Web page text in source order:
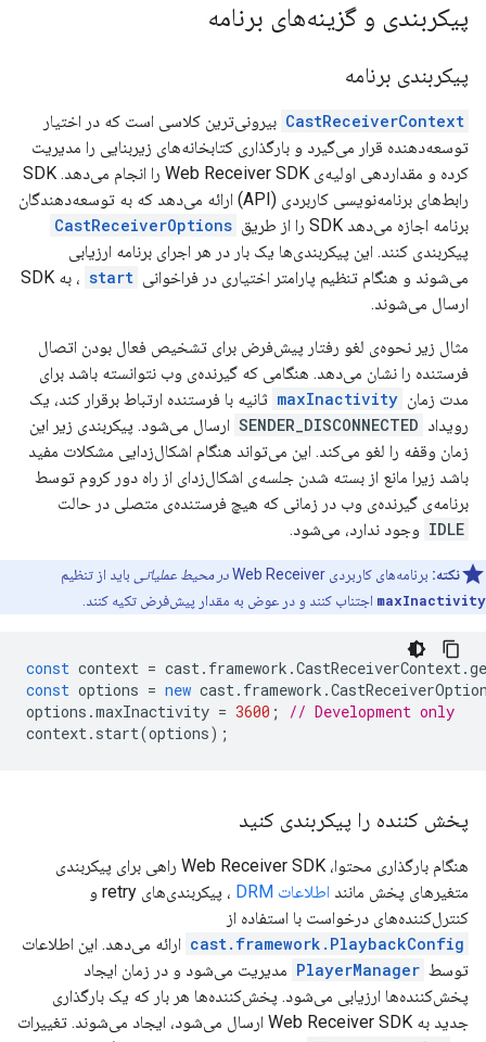
پیکربندی و گزینه‌های برنامه
پیکربندی برنامه
CastReceiverContext بیرونی‌ترین کلاسی است که در اختیار
توسعه‌دهنده قرار می‌گیرد و بارگذاری کتابخانه‌های زیربنایی را مدیریت
کرده و مقداردهی اولیه‌ی Web Receiver SDK را انجام می‌دهد. SDK
رابط‌های برنامه‌نویسی کاربردی (API) ارائه می‌دهد که به توسعه‌دهندگان
برنامه اجازه می‌دهد SDK را از طریق
CastReceiverOptions
پیکربندی کنند. این پیکربندی‌ها یک بار در هر اجرای برنامه ارزیابی
می‌شوند و هنگام تنظیم پارامتر اختیاری در فراخوانی start
، به SDK
ارسال می‌شوند.
مثال زیر نحوه‌ی لغو رفتار پیش‌فرض برای تشخیص فعال بودن اتصال
فرستنده را نشان می‌دهد. هنگامی که گیرنده‌ی وب نتوانسته باشد برای
مدت زمان maxInactivity ثانیه با فرستنده ارتباط برقرار کند، یک
رویداد SENDER_DISCONNECTED ارسال می‌شود. پیکربندی زیر این
زمان وقفه را لغو می‌کند. این می‌تواند هنگام اشکال‌زدایی مشکلات مفید
باشد زیرا مانع از بسته شدن جلسه‌ی اشکال‌زدای از راه دور کروم توسط
برنامه‌ی گیرنده‌ی وب در زمانی که هیچ فرستنده‌ی متصلی در حالت
IDLE وجود ندارد، می‌شود.
نکته: برنامه‌های کاربردی Web Receiver در محیط عملیاتی
باید از تنظیم
maxInactivity اجتناب کنند و در عوض به مقدار پیش‌فرض تکیه کنند.
const context = cast. framework .CastReceiverContext.
const options = new cast. framework .
options .maxInactivity = 3600 ;
// Development only
context. start(options);
پخش کننده را پیکربندی کنید
هنگام بارگذاری محتوا، Web Receiver SDK راهی برای پیکربندی
متغیرهای پخش مانند اطلاعات DRM
، پیکربندی‌های retry و
کنترل‌کننده‌های درخواست با استفاده از
cast.framework.PlaybackConfig ارائه می‌دهد. این اطلاعات
توسط PlayerManager مدیریت می‌شود و در زمان ایجاد
پخش‌کننده‌ها ارزیابی می‌شود. پخش‌کننده‌ها هر بار که یک بارگذاری
جدید به Web Receiver SDK ارسال می‌شود، ایجاد می‌شوند. تغییرات